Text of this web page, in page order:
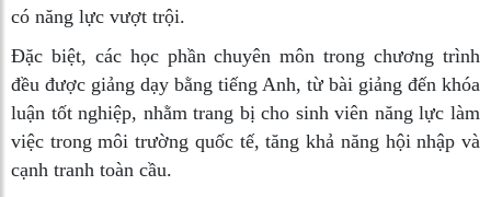
có năng lực vượt trội.
Đặc biệt, các học phần chuyên môn trong chương trình
đều được giảng dạy bằng tiếng Anh, từ bài giảng đến khóa
luận tốt nghiệp, nhằm trang bị cho sinh viên năng lực làm
việc trong môi trường quốc tế, tăng khả năng hội nhập và
cạnh tranh toàn cầu.